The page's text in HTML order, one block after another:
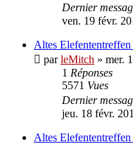
Dernier
ven. 19 févr.
Altes
parleMitch » mer.
1 Réponses
5571 Vues
Dernier
jeu. 18 févr.
Altes